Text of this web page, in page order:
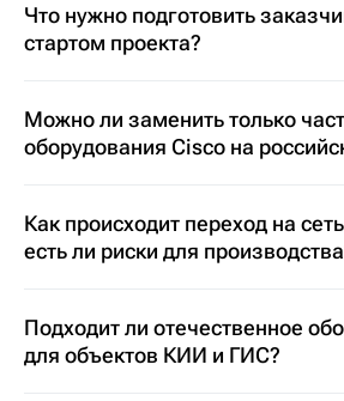
Что нужно подготовить
стартом проекта?
Можно ли заменить только
оборудования Cisco на
Как происходит переход на
есть ли риски для
Подходит ли отечественное
для объектов КИИ и ГИС?